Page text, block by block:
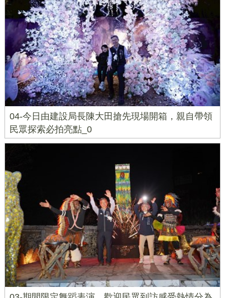
04-今日由建設局長陳大田搶先現場開箱，親自帶領
民眾探索必拍亮點_0